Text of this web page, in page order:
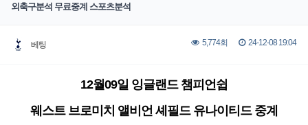
외축구분석 무료중계 스포츠분석
베팅 5,774회 24-12-08 19:04
12월09일 잉글랜드 챔피언쉽
웨스트 브로미치 앨비언 셰필드 유나이티드 중계